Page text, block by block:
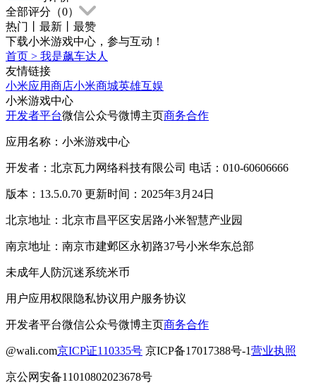
全部评分（0）
热门
最新
最赞
下载小米游戏中心，参与互动！
首页 > 我是飙车达人
友情链接
小米应用商店小米商城英雄互娱
小米游戏中心
开发者平台微信公众号微博主页商务合作
应用名称：小米游戏中心
开发者：北京瓦力网络科技有限公司 电话：010-60606666
版本：13.5.0.70 更新时间：2025年3月24日
北京地址：北京市昌平区安居路小米智慧产业园
南京地址：南京市建邺区永初路37号小米华东总部
未成年人防沉迷系统米币
用户应用权限隐私协议用户服务协议
开发者平台微信公众号微博主页商务合作
@wali.com京ICP证110335号 京ICP备17017388号-1营业执照
京公网安备11010802023678号